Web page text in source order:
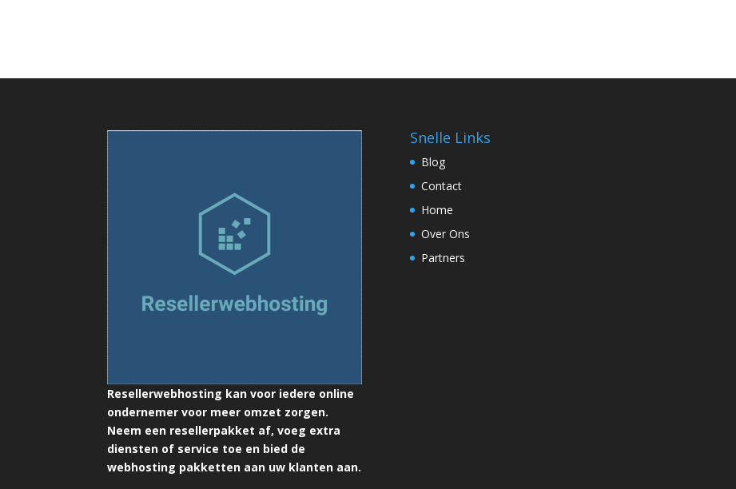
Resellerwebhosting kan voor iedere online
ondernemer voor meer omzet zorgen.
Neem een resellerpakket af, voeg extra
diensten of service toe en bied de
webhosting pakketten aan uw klanten aan.
Snelle Links
Blog
Contact
Home
Over Ons
Partners